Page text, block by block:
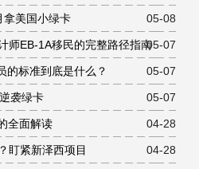
05-08
拿美国小绿卡
05-07
师EB-1A移民的完整路径指南
05-07
的标准到底是什么？
05-07
袭绿卡
04-28
全面解读
04-28
盯紧新泽西项目